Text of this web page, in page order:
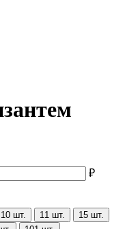
₽
10 шт. 11 шт.
15 шт.